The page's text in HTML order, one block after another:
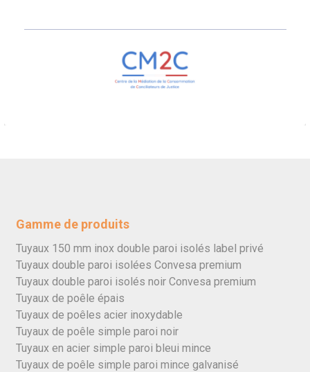
Gamme de produits
Tuyaux 150 mm inox double paroi isolés label privé
Tuyaux double paroi isolées Convesa premium
Tuyaux double paroi isolés noir Convesa premium
Tuyaux de poêle épais
Tuyaux de poêles acier inoxydable
Tuyaux de poêle simple paroi noir
Tuyaux en acier simple paroi bleui mince
Tuyaux de poêle simple paroi mince galvanisé